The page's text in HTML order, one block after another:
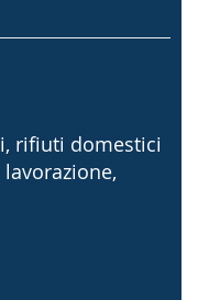
rifiuti domestici